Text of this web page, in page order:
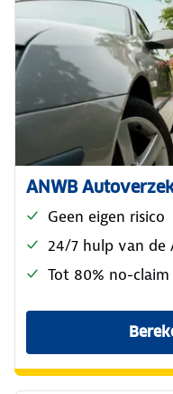
ANWB
Geen eigen risico
24/7 hulp van de
Tot 80% no-